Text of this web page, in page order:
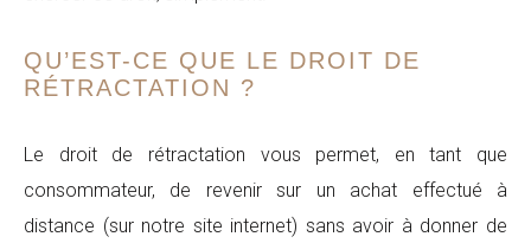
QU’EST-CE QUE LE DROIT DE
RÉTRACTATION ?
Le droit de rétractation vous permet, en tant que
consommateur, de revenir sur un achat effectué à
distance (sur notre site internet) sans avoir à donner de